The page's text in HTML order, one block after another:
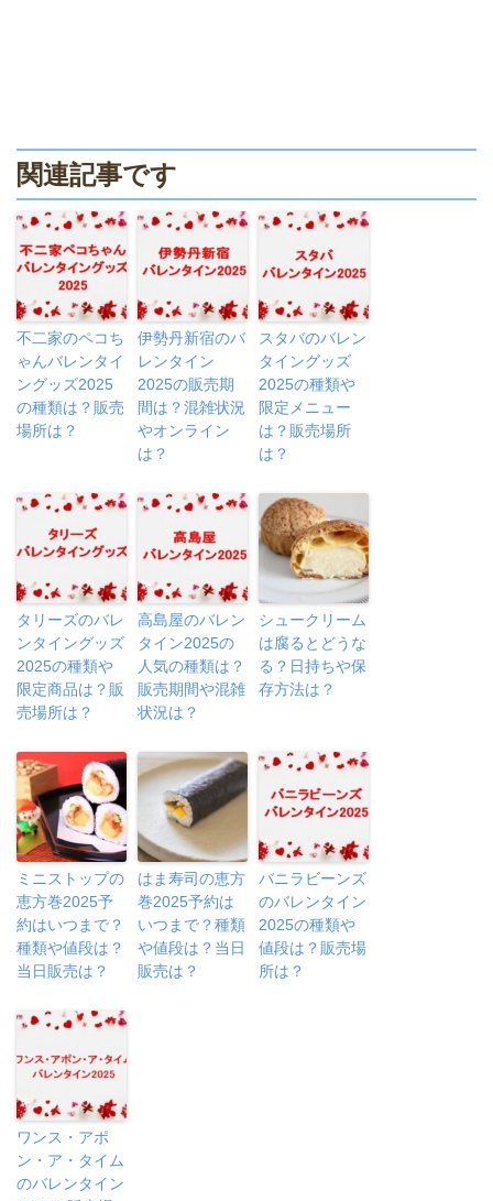
関連記事です
不二家のペコち
ゃんバレンタイ
ングッズ2025
の種類は？販売
場所は？
伊勢丹新宿のバ
レンタイン
2025の販売期
間は？混雑状況
やオンライン
は？
スタバのバレン
タイングッズ
2025の種類や
限定メニュー
は？販売場所
は？
タリーズのバレ
ンタイングッズ
2025の種類や
限定商品は？販
売場所は？
高島屋のバレン
タイン2025の
人気の種類は？
販売期間や混雑
状況は？
シュークリーム
は腐るとどうな
る？日持ちや保
存方法は？
ミニストップの
恵方巻2025予
約はいつまで？
種類や値段は？
当日販売は？
はま寿司の恵方
巻2025予約は
いつまで？種類
や値段は？当日
販売は？
バニラビーンズ
のバレンタイン
2025の種類や
値段は？販売場
所は？
ワンス・アポ
ン・ア・タイム
のバレンタイン